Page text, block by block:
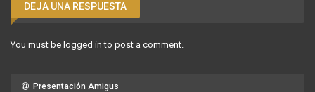
DEJA UNA RESPUESTA
You must be logged in to post a comment.
Presentación Amigus